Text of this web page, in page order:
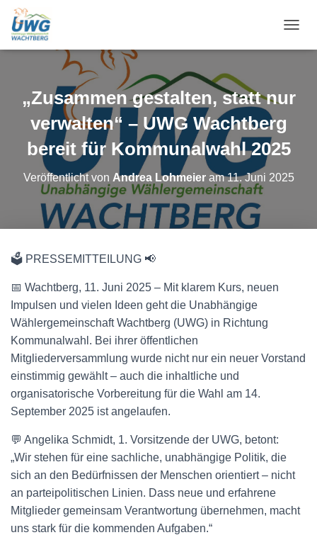
A
A
M
„Zusammen gestalten, statt nur
verwalten“ – UWG Wachtberg
bereit für Kommunalwahl 2025
Veröffentlicht von Andrea Lohmeieram11. Juni 2025
🗳️ PRESSEMITTEILUNG 📢
📅 Wachtberg, 11. Juni 2025 – Mit klarem Kurs, neuen
Impulsen und vielen Ideen geht die Unabhängige
Wählergemeinschaft Wachtberg (UWG) in Richtung
Kommunalwahl. Bei ihrer öffentlichen
Mitgliederversammlung wurde nicht nur ein neuer Vorstand
einstimmig gewählt – auch die inhaltliche und
organisatorische Vorbereitung für die Wahl am 14.
September 2025 ist angelaufen.
💬 Angelika Schmidt, 1. Vorsitzende der UWG, betont:
„Wir stehen für eine sachliche, unabhängige Politik, die
sich an den Bedürfnissen der Menschen orientiert – nicht
an parteipolitischen Linien. Dass neue und erfahrene
Mitglieder gemeinsam Verantwortung übernehmen, macht
uns stark für die kommenden Aufgaben.“